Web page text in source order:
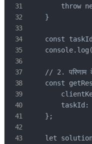
throw
    }
const
// 2. परिणाम
const
taskId:
    };
let